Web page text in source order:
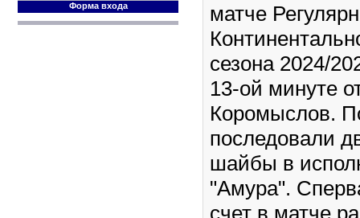
Форма входа
матче
сезона 2024/
13-ой минуте
Коромыслов.
последовали
шайбы в
"Амура".
счет в матче